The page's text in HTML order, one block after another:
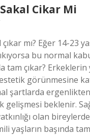
Cikar Mi
mı? Eğer 14-23
bu normal
tam çıkar? Erkeklerin
görünmesine
şartlarda ergenlikten
beklenir.
olan
yaşların başında